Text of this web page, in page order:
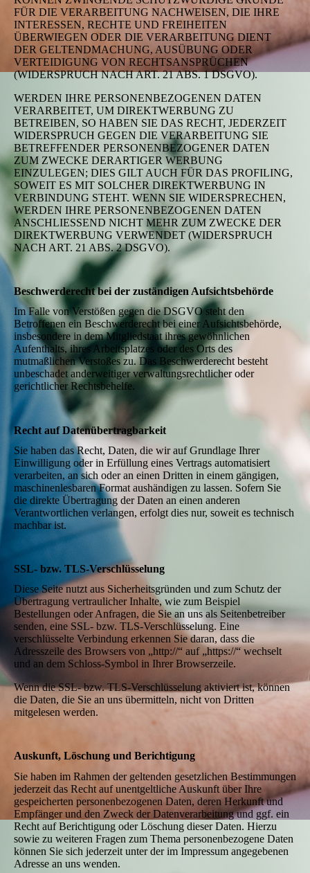
FÜR DIE VERARBEITUNG NACHWEISEN, DIE IHRE
INTERESSEN, RECHTE UND FREIHEITEN
ÜBERWIEGEN ODER DIE VERARBEITUNG DIENT
DER GELTENDMACHUNG, AUSÜBUNG ODER
VERTEIDIGUNG VON RECHTSANSPRÜCHEN
(WIDERSPRUCH NACH ART. 21 ABS. 1 DSGVO).
WERDEN IHRE PERSONENBEZOGENEN DATEN
VERARBEITET, UM DIREKTWERBUNG ZU
BETREIBEN, SO HABEN SIE DAS RECHT, JEDERZEIT
WIDERSPRUCH GEGEN DIE VERARBEITUNG SIE
BETREFFENDER PERSONENBEZOGENER DATEN
ZUM ZWECKE DERARTIGER WERBUNG
EINZULEGEN; DIES GILT AUCH FÜR DAS PROFILING,
SOWEIT ES MIT SOLCHER DIREKTWERBUNG IN
VERBINDUNG STEHT. WENN SIE WIDERSPRECHEN,
WERDEN IHRE PERSONENBEZOGENEN DATEN
ANSCHLIESSEND NICHT MEHR ZUM ZWECKE DER
DIREKTWERBUNG VERWENDET (WIDERSPRUCH
NACH ART. 21 ABS. 2 DSGVO).
Beschwerderecht bei der zuständigen Aufsichtsbehörde
Im Falle von Verstößen gegen die DSGVO steht den
Betroffenen ein Beschwerderecht bei einer Aufsichtsbehörde,
insbesondere in dem Mitgliedstaat ihres gewöhnlichen
Aufenthalts, ihres Arbeitsplatzes oder des Orts des
mutmaßlichen Verstoßes zu. Das Beschwerderecht besteht
unbeschadet anderweitiger verwaltungsrechtlicher oder
gerichtlicher Rechtsbehelfe.
Recht auf Datenübertragbarkeit
Sie haben das Recht, Daten, die wir auf Grundlage Ihrer
Einwilligung oder in Erfüllung eines Vertrags automatisiert
verarbeiten, an sich oder an einen Dritten in einem gängigen,
maschinenlesbaren Format aushändigen zu lassen. Sofern Sie
die direkte Übertragung der Daten an einen anderen
Verantwortlichen verlangen, erfolgt dies nur, soweit es technisch
machbar ist.
SSL- bzw. TLS-Verschlüsselung
Diese Seite nutzt aus Sicherheitsgründen und zum Schutz der
Übertragung vertraulicher Inhalte, wie zum Beispiel
Bestellungen oder Anfragen, die Sie an uns als Seitenbetreiber
senden, eine SSL- bzw. TLS-Verschlüsselung. Eine
verschlüsselte Verbindung erkennen Sie daran, dass die
Adresszeile des Browsers von „http://“ auf „https://“ wechselt
und an dem Schloss-Symbol in Ihrer Browserzeile.
Wenn die SSL- bzw. TLS-Verschlüsselung aktiviert ist, können
die Daten, die Sie an uns übermitteln, nicht von Dritten
mitgelesen werden.
Auskunft, Löschung und Berichtigung
Sie haben im Rahmen der geltenden gesetzlichen Bestimmungen
jederzeit das Recht auf unentgeltliche Auskunft über Ihre
gespeicherten personenbezogenen Daten, deren Herkunft und
Empfänger und den Zweck der Datenverarbeitung und ggf. ein
Recht auf Berichtigung oder Löschung dieser Daten. Hierzu
sowie zu weiteren Fragen zum Thema personenbezogene Daten
können Sie sich jederzeit unter der im Impressum angegebenen
Adresse an uns wenden.